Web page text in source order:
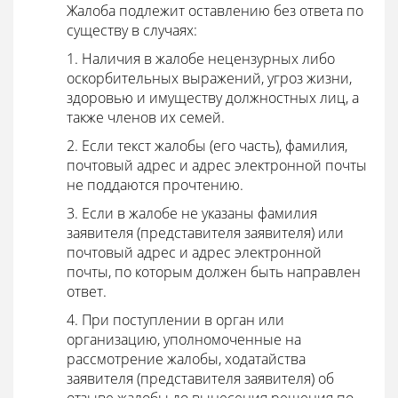
Жалоба подлежит оставлению без ответа по
существу в случаях:
1. Наличия в жалобе нецензурных либо
оскорбительных выражений, угроз жизни,
здоровью и имуществу должностных лиц, а
также членов их семей.
2. Если текст жалобы (его часть), фамилия,
почтовый адрес и адрес электронной почты
не поддаются прочтению.
3. Если в жалобе не указаны фамилия
заявителя (представителя заявителя) или
почтовый адрес и адрес электронной
почты, по которым должен быть направлен
ответ.
4. При поступлении в орган или
организацию, уполномоченные на
рассмотрение жалобы, ходатайства
заявителя (представителя заявителя) об